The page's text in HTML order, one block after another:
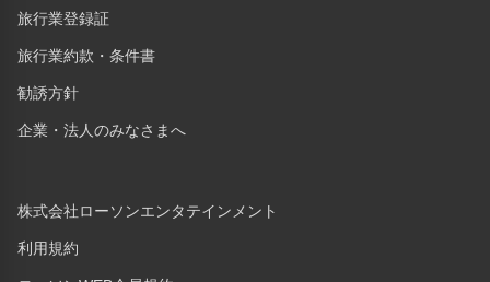
旅行業登録証
旅行業約款・条件書
勧誘方針
企業・法人のみなさまへ
株式会社ローソンエンタテインメント
利用規約